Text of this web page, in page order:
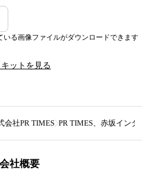
いる画像ファイルがダウンロードできます
ットを見る
会社PR TIMES PR TIMES、赤坂インター
会社概要